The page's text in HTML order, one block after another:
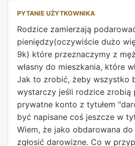
PYTANIE UŻYTKOWNIKA
Rodzice zamierzają
pieniędzy(oczywiście dużo
9k) które przeznaczymy z
własny do mieszkania, które
Jak to zrobić, żeby wszystko
wystarczy jeśli rodzice zrobią
prywatne konto z tytułem
być napisane coś jeszcze w
Wiem, że jako obdarowana do
zgłosić darowizne. Co w